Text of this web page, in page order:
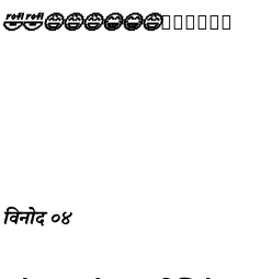
🤣🤣😅😅😅😂😂😅🤦‍♀️🤦‍♀️🤦‍♀️
विनोद ०४